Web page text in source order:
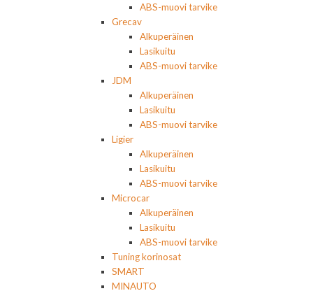
ABS-muovi tarvike
Grecav
Alkuperäinen
Lasikuitu
ABS-muovi tarvike
JDM
Alkuperäinen
Lasikuitu
ABS-muovi tarvike
Ligier
Alkuperäinen
Lasikuitu
ABS-muovi tarvike
Microcar
Alkuperäinen
Lasikuitu
ABS-muovi tarvike
Tuning korinosat
SMART
MINAUTO